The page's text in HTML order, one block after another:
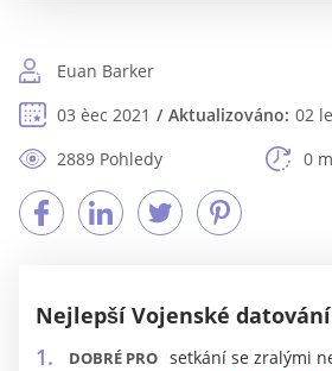
Euan Barker
03 èec 2021
Aktualizováno: 02
2889 Pohledy
0
Nejlepší Vojenské
DOBRÉ PRO setkání se zralými